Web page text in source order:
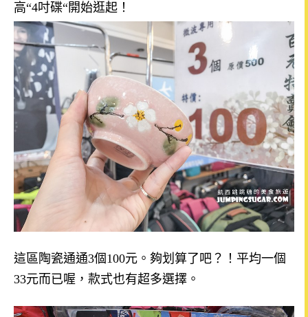
高“4吋碟“開始逛起！
這區陶瓷通通3個100元。夠划算了吧？！平均一個
33元而已喔，款式也有超多選擇。